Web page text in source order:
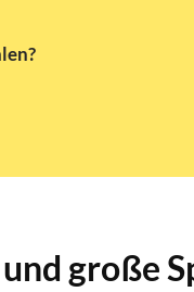
große